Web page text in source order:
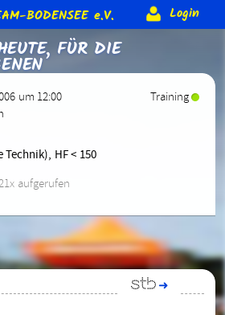
BODENSEEe.V. Login
Gästebuch
Sonderranglisten (intern)
Vereins-Gutschein
Material-Info
FÜR DIE
Training
um 12:00
HF < 150
aufgerufen
➜